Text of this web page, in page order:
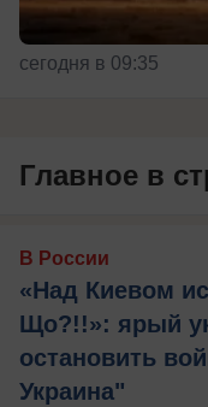
сегодня в 09:35
Главное в
В России
«Над Киевом
Що?!!»: ярый
остановить
Украина"